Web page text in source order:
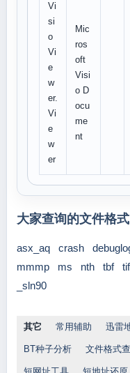
Vi
si
o
Vi
e
w
er.
Vi
e
w
er
Mic
ros
oft
Visi
o D
ocu
me
nt
大家查询的文件格式
asx_aq crash
mmmp
ms nth tbf
_sln90
其它 常用辅助 迅雷
BT种子分析 文件格式